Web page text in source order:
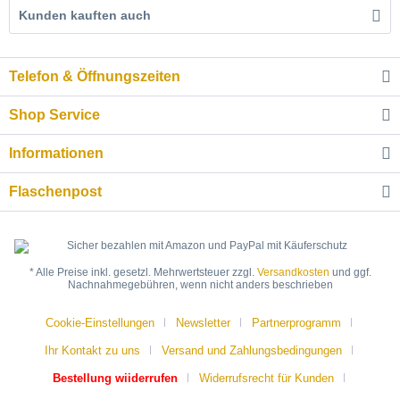
Kunden kauften auch
Telefon & Öffnungszeiten
Shop Service
Informationen
Flaschenpost
* Alle Preise inkl. gesetzl. Mehrwertsteuer zzgl. Versandkosten und ggf.
Nachnahmegebühren, wenn nicht anders beschrieben
Cookie-Einstellungen Newsletter Partnerprogramm
Ihr Kontakt zu uns Versand und Zahlungsbedingungen
Bestellung wiiderrufen Widerrufsrecht für Kunden